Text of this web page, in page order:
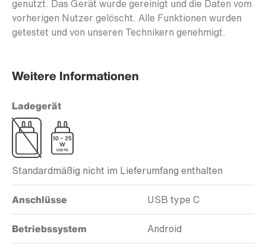
genutzt. Das Gerät wurde gereinigt und die Daten vom
vorherigen Nutzer gelöscht. Alle Funktionen wurden
getestet und von unseren Technikern genehmigt.
Weitere Informationen
Ladegerät
Standardmäßig nicht im Lieferumfang enthalten
Anschlüsse USB type C
Betriebssystem Android